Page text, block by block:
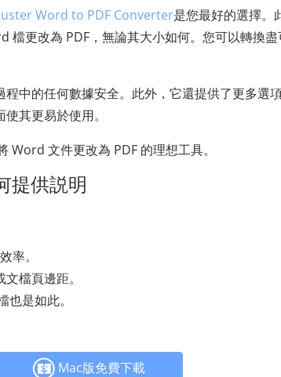
Word to PDF Converter是您最好的選擇。
檔更改為 PDF，無論其大小如何。您可以轉換
中的任何數據安全。此外，它還提供了更多選
其更易於使用。
Word 文件更改為 PDF 的理想工具。
提供説明
率。
檔頁邊距。
是如此。
Mac版免費下載